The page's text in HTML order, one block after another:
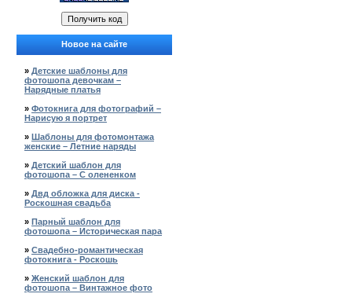
Новое на сайте
» Детские шаблоны для
фотошопа девочкам –
Нарядные платья
» Фотокнига для фотографий –
Нарисую я портрет
» Шаблоны для фотомонтажа
женские – Летние наряды
» Детский шаблон для
фотошопа – С олененком
» Двд обложка для диска -
Роскошная свадьба
» Парный шаблон для
фотошопа – Историческая пара
» Свадебно-романтическая
фотокнига - Роскошь
» Женский шаблон для
фотошопа – Винтажное фото